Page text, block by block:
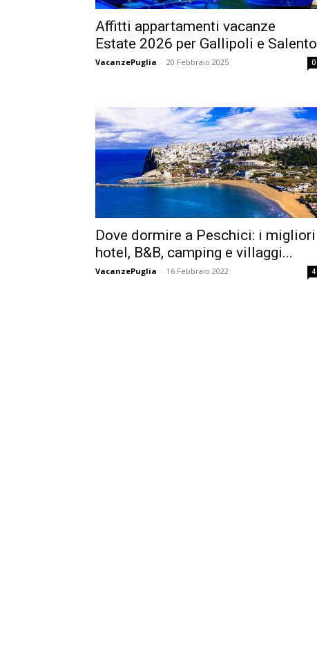
Affitti appartamenti vacanze
Estate 2026 per Gallipoli e Salento
VacanzePuglia - 20 Febbraio 2025 0
Dove dormire a Peschici: i migliori
hotel, B&B, camping e villaggi...
VacanzePuglia - 16 Febbraio 2022 4